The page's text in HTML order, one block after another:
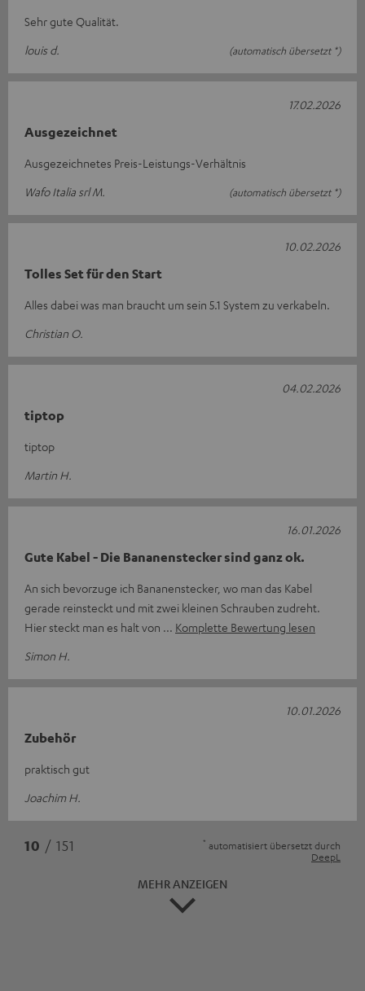
Sehr gute Qualität.
louis d.
(automatisch übersetzt *)
Ausgezeichnet
Ausgezeichnetes Preis-Leistungs-Verhältnis
Wafo Italia srl M.
(automatisch übersetzt *)
17.02.2026
Tolles Set für den Start
Alles dabei was man braucht um sein 5.1 System zu verkabeln.
Christian O.
10.02.2026
tiptop
tiptop
Martin H.
04.02.2026
Gute Kabel - Die Bananenstecker sind ganz ok.
An sich bevorzuge ich Bananenstecker, wo man das Kabel
gerade reinsteckt und mit zwei kleinen Schrauben zudreht.
Hier steckt man es halt von
Komplette Bewertung lesen
Simon H.
16.01.2026
Zubehör
praktisch gut
Joachim H.
10.01.2026
10 / 151 * automatisiert übersetzt durch
DeepL
MEHR ANZEIGEN